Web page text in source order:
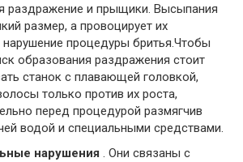
раздражение и прыщики. Высыпания
размер, а провоцирует их
нарушение процедуры бритья.Чтобы
образования раздражения стоит
станок с плавающей головкой,
только против их роста,
перед процедурой размягчив
водой и специальными средствами.
нарушения . Они связаны с